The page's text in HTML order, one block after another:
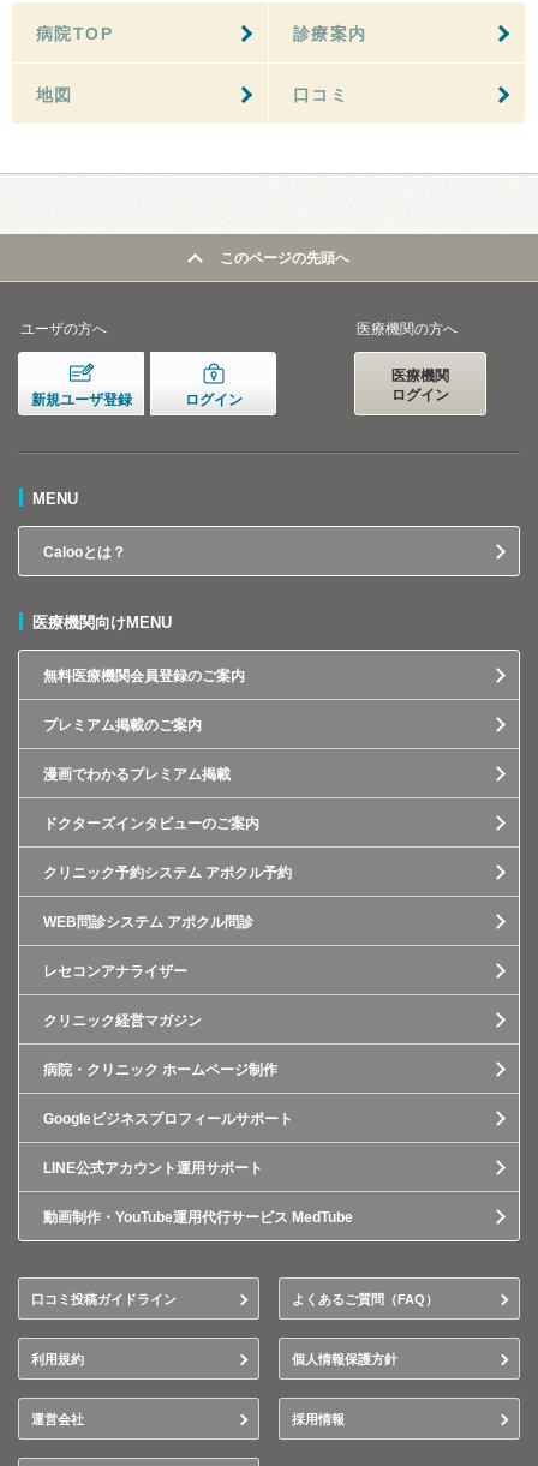
病院TOP 診療案内
地図 口コミ
このページの先頭へ
ユーザの方へ
新規ユーザ登録 ログイン
医療機関の方へ
医療機関
ログイン
MENU
Calooとは？
医療機関向けMENU
無料医療機関会員登録のご案内
プレミアム掲載のご案内
漫画でわかるプレミアム掲載
ドクターズインタビューのご案内
クリニック予約システム アポクル予約
WEB問診システム アポクル問診
レセコンアナライザー
クリニック経営マガジン
病院・クリニック ホームページ制作
Googleビジネスプロフィールサポート
LINE公式アカウント運用サポート
動画制作・YouTube運用代行サービス MedTube
口コミ投稿ガイドライン よくあるご質問（FAQ）
利用規約 個人情報保護方針
運営会社 採用情報